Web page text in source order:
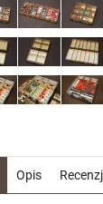
Opis